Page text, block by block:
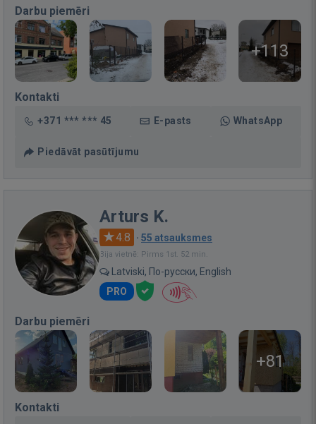
Darbu piemēri
+113
Kontakti
+371 *** *** 45 E-pasts WhatsApp
Piedāvāt pasūtījumu
Arturs K.
4.8 · 55 atsauksmes
Bija vietnē: Pirms 1st. 52 min.
Latviski, По-русски, English
PRO
Darbu piemēri
+81
Kontakti